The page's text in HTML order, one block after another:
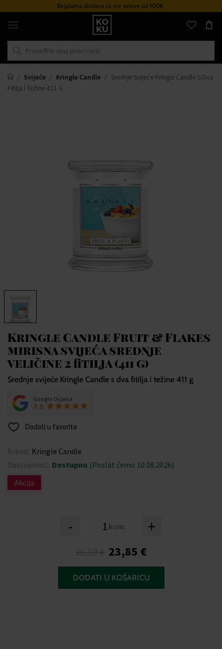
Besplatna dostava za sve satove od 100€
Originalni
parfemi
satovi
na
mjestu
Svijeće
Kringle Candle
Srednje Svijeće Kringle Candle S Dva
Fitilja I Težine 411 G
Kringle Candle Fruit & Flakes
mirisna svijeća srednje
veličine 2 fitilja (411 g)
Srednje svijeće Kringle Candle s dva fitilja i težine 411 g
Google Ocjena
4.8
Dodati u favorite
Brend: Kringle Candle
Dostupnost: Dostupno (Poslat ćemo 10.08.2026)
Akcija
- kom. +
23,85 €
DODATI U KOŠARICU